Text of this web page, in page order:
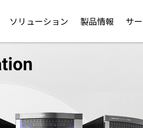
ソリューション 製品情報 サ